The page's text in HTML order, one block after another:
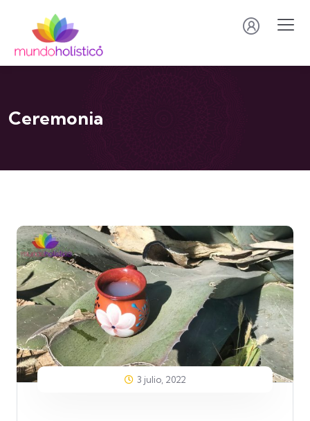
Ceremonia
3 julio, 2022